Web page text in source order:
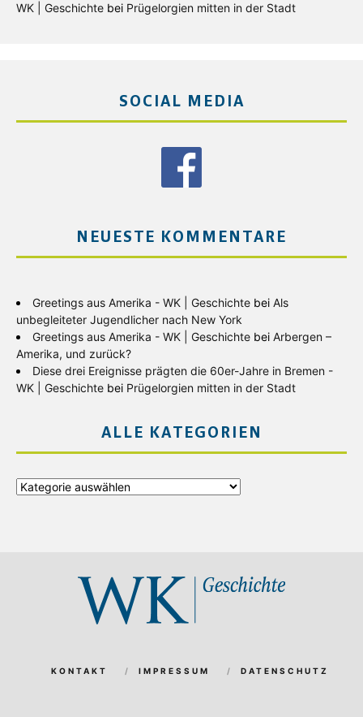
WK | Geschichte bei Prügelorgien mitten in der Stadt
SOCIAL MEDIA
NEUESTE KOMMENTARE
Greetings aus Amerika - WK | Geschichte bei Als
unbegleiteter Jugendlicher nach New York
Greetings aus Amerika - WK | Geschichte bei Arbergen –
Amerika, und zurück?
Diese drei Ereignisse prägten die 60er-Jahre in Bremen -
WK | Geschichte bei Prügelorgien mitten in der Stadt
ALLE KATEGORIEN
Alle
KONTAKT IMPRESSUM DATENSCHUTZ